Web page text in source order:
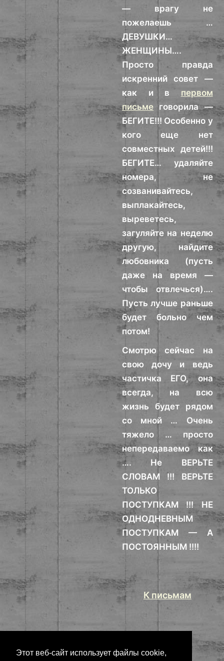
Этот веб-сайт использует файлы cookie,
— врагу не
пожелаешь …
ДЕВУШКИ…
ЖЕНЩИНЫ….
Просто правда
искренний совет —
как и в первом
письме говорила —
БЕГИТЕ!!! Особенно у
кого еще нет
совместных детей!!!
БЕГИТЕ… удаляйте
номера, не
созванивайтесь,
выплакайтесь,
выреветесь,
загуляйте на неделю
другую, найдите
любовника (пусть
даже на время —
чтобы отвлечься)….
Пусть лучше раньше
будет больно чем
потом!
Смотрю сейчас на
свою дочу и ведь
частичка ЕГО, она
всегда, на всю
жизнь будет рядом
со мной … Очень
тяжело … просто
непередаваемо как
…. Не ВЕРЬТЕ
СЛОВАМ !!! ВЕРЬТЕ
ТОЛЬКО
ПОСТУПКАМ !!! НЕ
ОДНОДНЕВНЫМ
ПОСТУПКАМ — А
ПОСТОЯННЫМ !!!!
К письмам